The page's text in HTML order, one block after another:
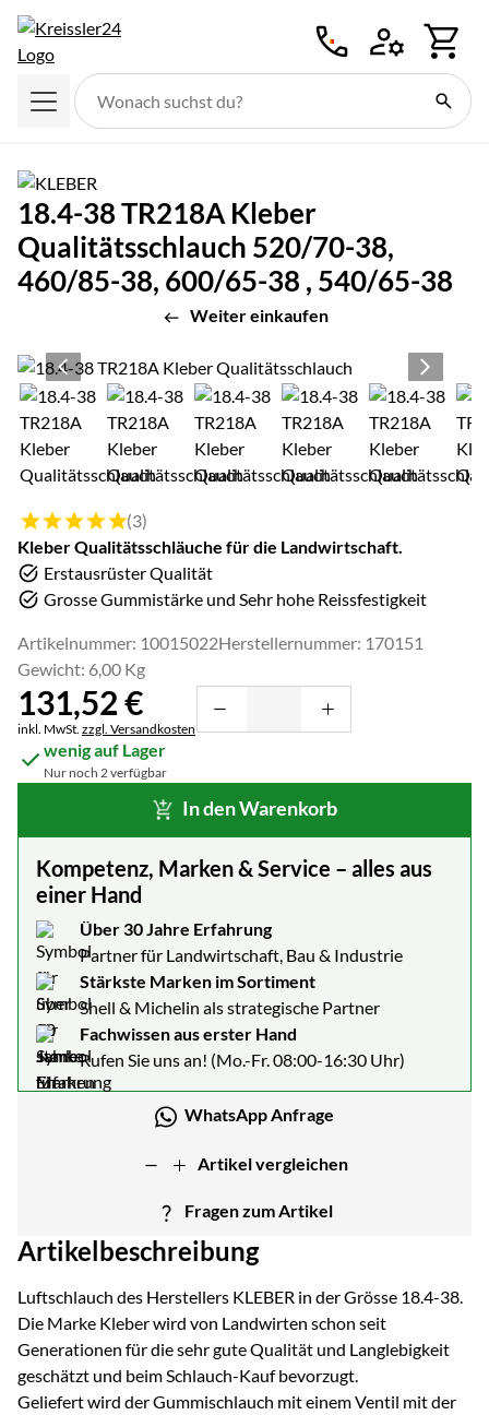
18.4-38 TR218A Kleber
Qualitätsschlauch 520/70-38,
460/85-38, 600/65-38 , 540/65-38
Weiter einkaufen
Produktgalerie
Zur Kaufbox springen
Bewertung: 5 von 5 (3 Bewertungen)
(3)
Kleber Qualitätsschläuche für die Landwirtschaft.
Erstausrüster Qualität
Grosse Gummistärke und Sehr hohe Reissfestigkeit
Artikelnummer: 10015022Herstellernummer: 170151
Gewicht: 6,00 Kg
131,52€
Steuerhinweis:
inkl. MwSt. zzgl. Versandkosten
wenig auf Lager
Nur noch 2 verfügbar
In den Warenkorb
Kompetenz, Marken & Service – alles aus
einer Hand
Über 30 Jahre Erfahrung
Partner für Landwirtschaft, Bau & Industrie
Stärkste Marken im Sortiment
Shell & Michelin als strategische Partner
Fachwissen aus erster Hand
Rufen Sie uns an! (Mo.-Fr. 08:00-16:30 Uhr)
WhatsApp Anfrage
Artikel vergleichen
Fragen zum Artikel
Artikelbeschreibung
Luftschlauch des Herstellers KLEBER in der Grösse 18.4-38.
Die Marke Kleber wird von Landwirten schon seit
Generationen für die sehr gute Qualität und Langlebigkeit
geschätzt und beim Schlauch-Kauf bevorzugt.
Geliefert wird der Gummischlauch mit einem Ventil mit der